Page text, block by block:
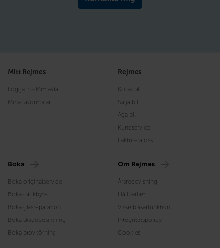
Mitt Rejmes
Logga in - Mitt avtal
Mina favoritbilar
Rejmes
Köpa bil
Sälja bil
Äga bil
Kundservice
Fakturera oss
Boka
Boka originalservice
Boka däckbyte
Boka glasreparation
Boka skadebesiktning
Boka provkörning
Om Rejmes
Årsredovisning
Hållbarhet
Visselblåsarfunktion
Integritetspolicy
Cookies